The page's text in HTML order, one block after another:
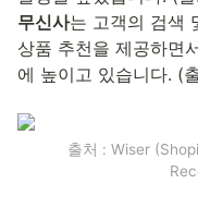
무신사는 고객의 검색
상품 추천을 제공하면
에 높이고 있습니다. (
출처 : Wiser